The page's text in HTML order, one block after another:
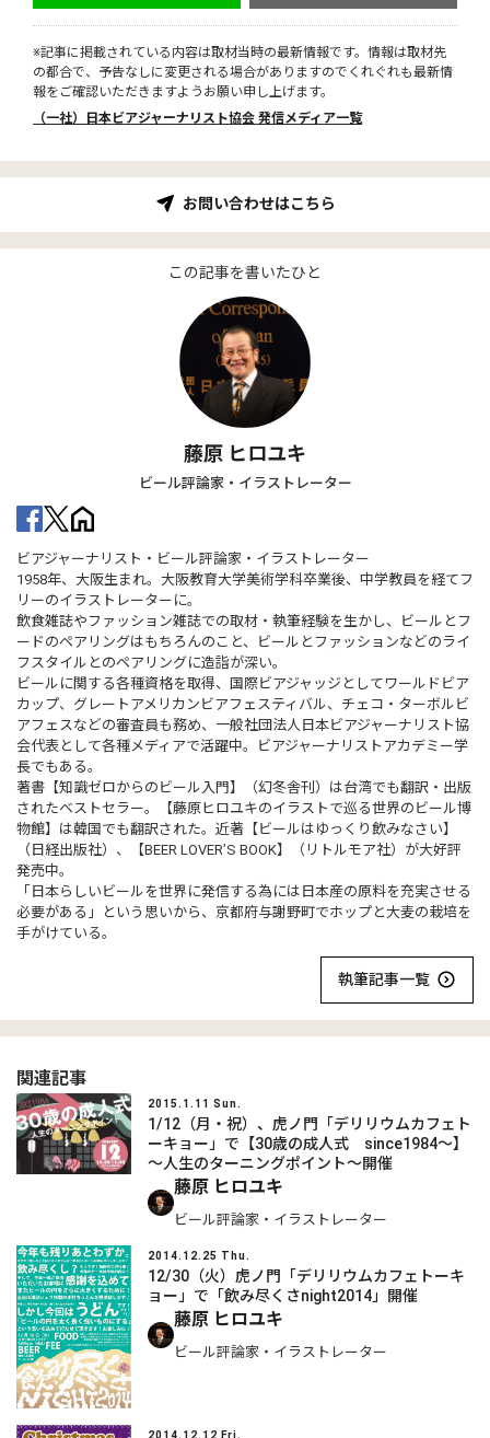
※記事に掲載されている内容は取材当時の最新情報です。情報は取材先
の都合で、予告なしに変更される場合がありますのでくれぐれも最新情
報をご確認いただきますようお願い申し上げます。
（一社）日本ビアジャーナリスト協会 発信メディア一覧
お問い合わせはこちら
この記事を書いたひと
藤原 ヒロユキ
ビール評論家・イラストレーター
ビアジャーナリスト・ビール評論家・イラストレーター
1958年、大阪生まれ。大阪教育大学美術学科卒業後、中学教員を経てフ
リーのイラストレーターに。
飲食雑誌やファッション雑誌での取材・執筆経験を生かし、ビールとフ
ードのペアリングはもちろんのこと、ビールとファッションなどのライ
フスタイルとのペアリングに造詣が深い。
ビールに関する各種資格を取得、国際ビアジャッジとしてワールドビア
カップ、グレートアメリカンビアフェスティバル、チェコ・ターボルビ
アフェスなどの審査員も務め、一般社団法人日本ビアジャーナリスト協
会代表として各種メディアで活躍中。ビアジャーナリストアカデミー学
長でもある。
著書【知識ゼロからのビール入門】（幻冬舎刊）は台湾でも翻訳・出版
されたベストセラー。【藤原ヒロユキのイラストで巡る世界のビール博
物館】は韓国でも翻訳された。近著【ビールはゆっくり飲みなさい】
（日経出版社）、【BEER LOVER’S BOOK】（リトルモア社）が大好評
発売中。
「日本らしいビールを世界に発信する為には日本産の原料を充実させる
必要がある」という思いから、京都府与謝野町でホップと大麦の栽培を
手がけている。
執筆記事一覧
関連記事
2015.1.11 Sun.
1/12（月・祝）、虎ノ門「デリリウムカフェト
ーキョー」で【30歳の成人式 since1984～】
～人生のターニングポイント～開催
藤原 ヒロユキ
ビール評論家・イラストレーター
2014.12.25 Thu.
12/30（火）虎ノ門「デリリウムカフェトーキ
ョー」で「飲み尽くさnight2014」開催
藤原 ヒロユキ
ビール評論家・イラストレーター
2014.12.12 Fri.